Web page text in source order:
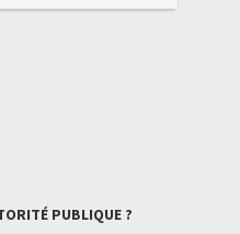
PUBLIQUE ?